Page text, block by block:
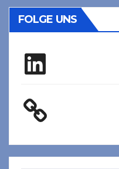
FOLGE UNS
LinkedIn